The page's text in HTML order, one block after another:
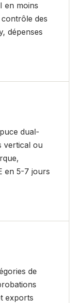
en moins
des
dépenses
dual-
vertical ou
en 5-7 jours
de
exports